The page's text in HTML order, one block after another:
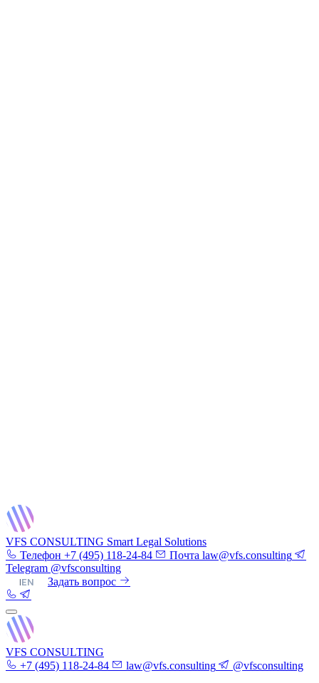
VFS CONSULTING Smart Legal Solutions
Телефон +7 (495) 118-24-84 Почта law@vfs.consulting
Telegram @vfsconsulting
|EN Задать вопрос
VFS CONSULTING
+7 (495) 118-24-84
law@vfs.consulting @vfsconsulting